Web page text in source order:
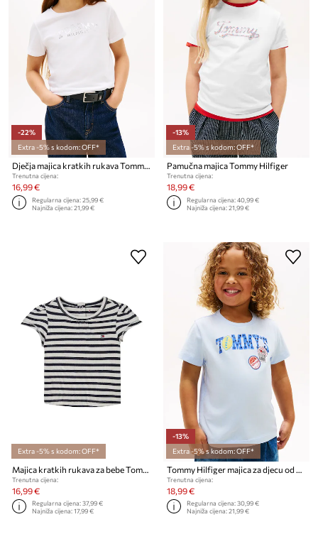
-22%
Extra -5% s kodom: OFF*
Dječja majica kratkih rukava Tommy Hilfiger
Trenutna cijena:
16,99 €
Regularna cijena:25,99 €
Najniža cijena:21,99 €
-13%
Extra -5% s kodom: OFF*
Pamučna majica Tommy Hilfiger
Trenutna cijena:
18,99 €
Regularna cijena:40,99 €
Najniža cijena:21,99 €
Extra -5% s kodom: OFF*
Trenutna cijena:
16,99 €
Regularna cijena:37,99 €
Najniža cijena:17,99 €
-13%
Extra -5% s kodom: OFF*
Trenutna cijena:
18,99 €
Regularna cijena:30,99 €
Najniža cijena:21,99 €